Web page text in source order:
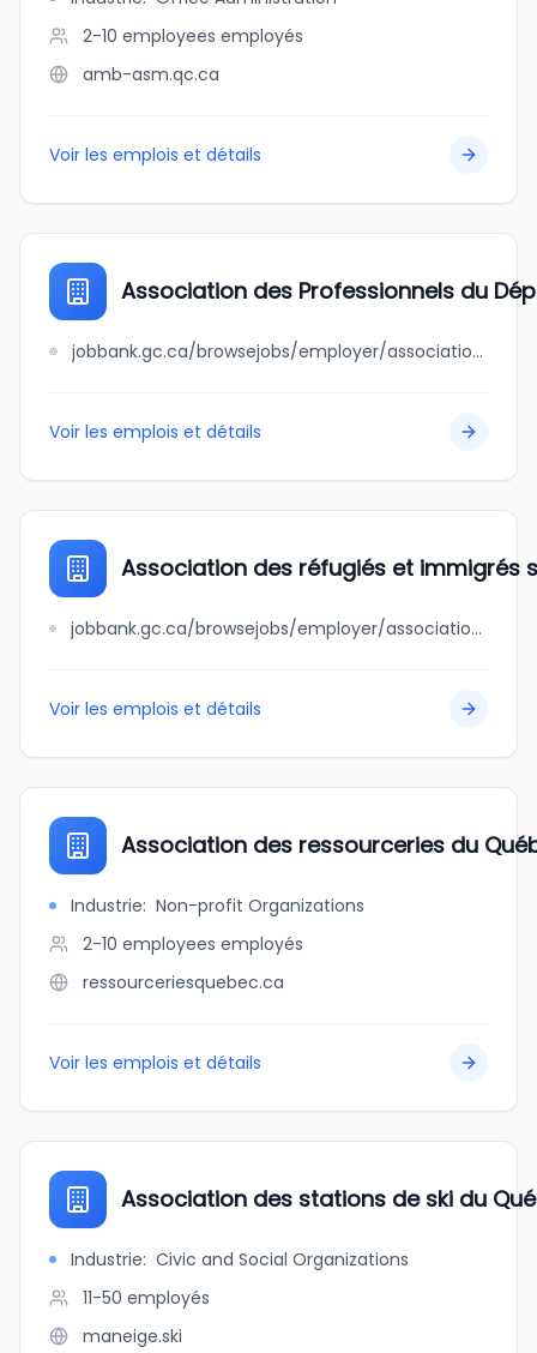
2-10 employees employés
amb-asm.qc.ca
Voir les emplois et détails
Association des Professionnels du
jobbank.gc.ca/browsejobs/employer/association+des+professionnels+du+d%C3%A9pannage+du+qu%C3%A9bec/ca
Voir les emplois et détails
Association des réfugiés et immigrés
jobbank.gc.ca/browsejobs/employer/association+des+r%C3%A9fugi%C3%A9s+et+immigr%C3%A9s+sans+fronti%C3%A8res/ca
Voir les emplois et détails
Association des ressourceries du
Industrie: Non-profit Organizations
2-10 employees employés
ressourceriesquebec.ca
Voir les emplois et détails
Association des stations de ski du
Industrie: Civic and Social Organizations
11-50 employés
maneige.ski